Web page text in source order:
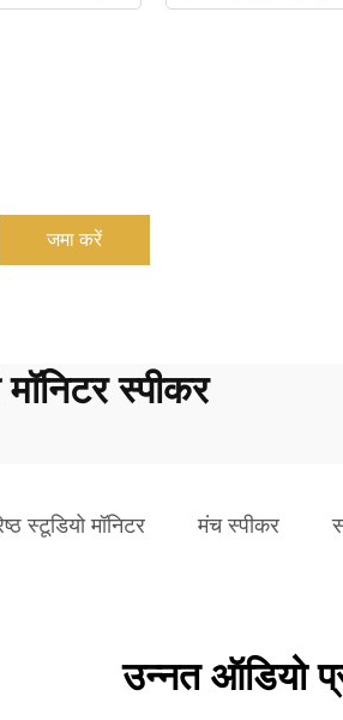
जमा करें
मॉनिटर स्पीकर
स्टूडियो मॉनिटर मंच स्पीकर
उन्नत ऑडियो